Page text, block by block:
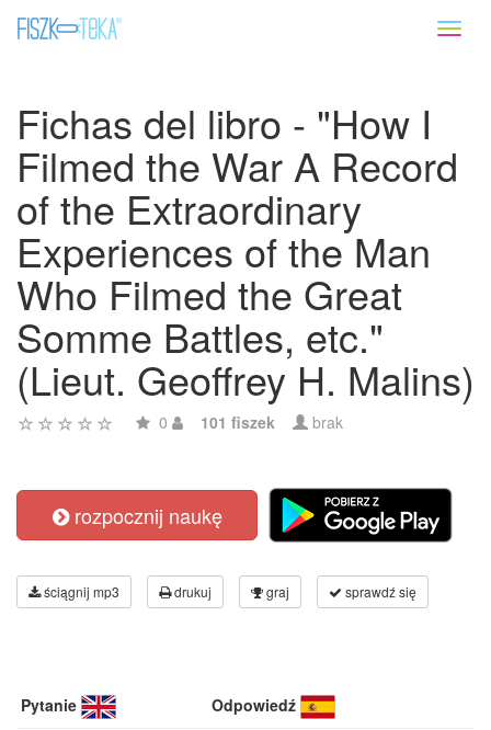
Fichas del libro - "How I
Filmed the War A Record
of the Extraordinary
Experiences of the Man
Who Filmed the Great
Somme Battles, etc."
(Lieut. Geoffrey H. Malins)
0 101 fiszek brak
rozpocznij naukę
ściągnij mp3 drukuj graj sprawdź się
Pytanie Odpowiedź